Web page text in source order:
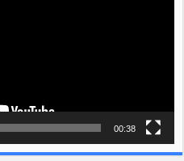
00:38